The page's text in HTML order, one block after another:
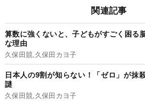
関連記事
算数に強くないと、子どもがすごく困る
な理由
久保田競,久保田カヨ子
日本人の9割が知らない！「ゼロ」が抹
謎
久保田競,久保田カヨ子